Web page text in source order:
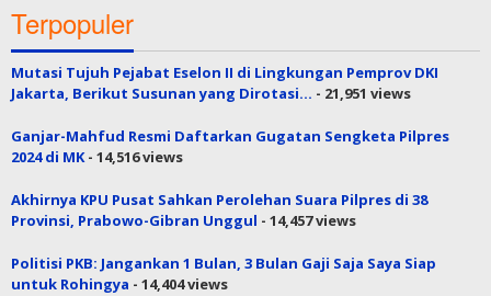
Terpopuler
Mutasi Tujuh Pejabat Eselon II di Lingkungan Pemprov DKI
Jakarta, Berikut Susunan yang Dirotasi… - 21,951 views
Ganjar-Mahfud Resmi Daftarkan Gugatan Sengketa Pilpres
2024 di MK- 14,516 views
Akhirnya KPU Pusat Sahkan Perolehan Suara Pilpres di 38
Provinsi, Prabowo-Gibran Unggul - 14,457 views
Politisi PKB: Jangankan 1 Bulan, 3 Bulan Gaji Saja Saya Siap
untuk Rohingya - 14,404 views